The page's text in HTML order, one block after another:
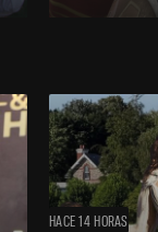
HACE 14 HORAS